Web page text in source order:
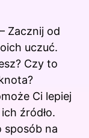
– Zacznij od
uczuć.
Czy to
Ci lepiej
źródło.
sposób na